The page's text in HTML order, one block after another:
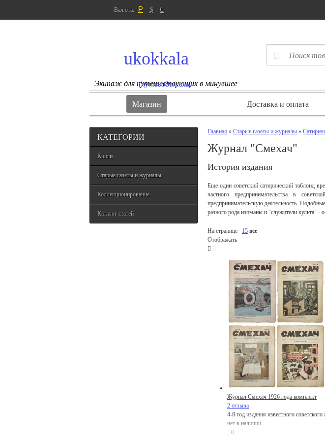
Валюта: Р $ €
ukokkala
Экипаж для путешествующих в минувшее
(путеводитель)
Магазин Доставка и оплата
КАТЕГОРИИ
Книги
Старые газеты и журналы
Коллекционирование
Каталог статей
Главная » Старые газеты и журналы »
Журнал "Смехач"
История издания
Еще один советский сатирический таблоид
частного предпринимательства в
предпринимательскую деятельность.
разного рода нэпманы и "служители культа" -
На странице 15 все
Отображать
Журнал Смехач 1926 года комплект
2 отзыва
4-й год издания известного
нет в наличии